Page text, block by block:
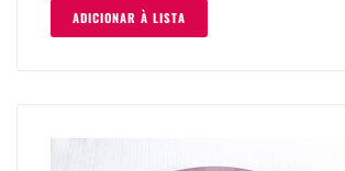
ADICIONAR À LISTA